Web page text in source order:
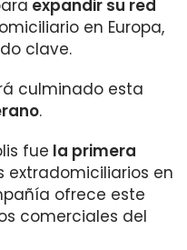
expandir su red
en Europa,
clave.
culminado esta
.
fue la primera
extradomiciliarios en
ofrece este
comerciales del